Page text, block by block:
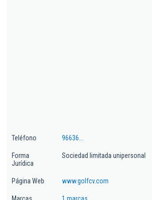
Teléfono 96636...
Forma
Jurídica
Sociedad limitada unipersonal
Página Web www.golfcv.com